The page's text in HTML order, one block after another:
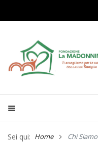
Sei qui: Home Chi Siamo